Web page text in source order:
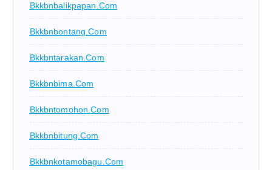
Bkkbnbalikpapan.com
Bkkbnbontang.com
Bkkbntarakan.com
Bkkbnbima.com
Bkkbntomohon.com
Bkkbnbitung.com
Bkkbnkotamobagu.com